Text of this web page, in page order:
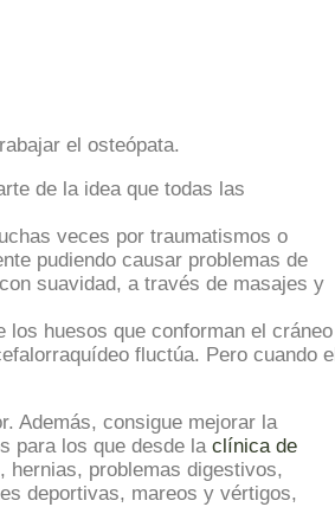
el osteópata.
de la idea que todas las
veces por traumatismos o
pudiendo causar problemas de
suavidad, a través de masajes y
huesos que conforman el cráneo
fluctúa. Pero cuando el
Además, consigue mejorar la
para los que desde la clínica de
hernias, problemas digestivos,
deportivas, mareos y vértigos,